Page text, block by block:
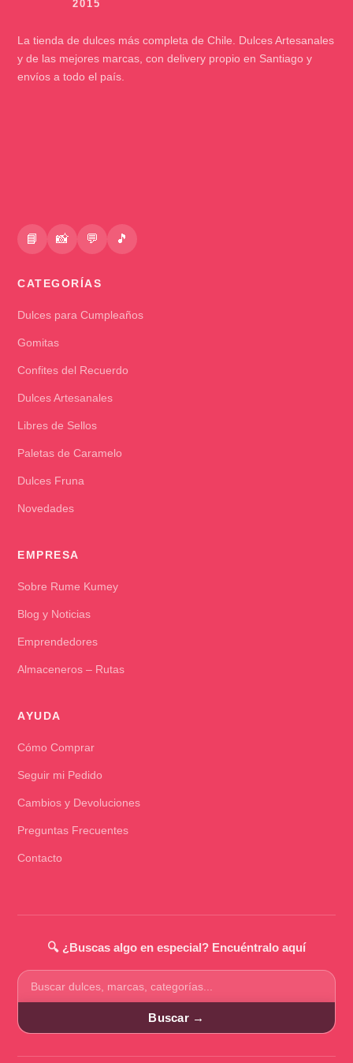
La tienda de dulces más completa de Chile. Dulces Artesanales
y de las mejores marcas, con delivery propio en Santiago y
envíos a todo el país.
📘 📸 💬 🎵
CATEGORÍAS
Dulces para Cumpleaños
Gomitas
Confites del Recuerdo
Dulces Artesanales
Libres de Sellos
Paletas de Caramelo
Dulces Fruna
Novedades
EMPRESA
Sobre Rume Kumey
Blog y Noticias
Emprendedores
Almaceneros – Rutas
AYUDA
Cómo Comprar
Seguir mi Pedido
Cambios y Devoluciones
Preguntas Frecuentes
Contacto
🔍 ¿Buscas algo en especial? Encuéntralo aquí
Buscar
productos
Buscar →